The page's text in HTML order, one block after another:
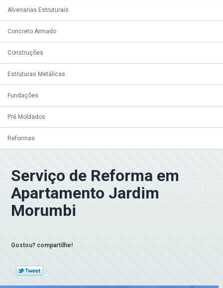
Alvenarias Estruturais
Concreto Armado
Construções
Estruturas Metálicas
Fundações
Pré Moldados
Reformas
Serviço de Reforma em
Apartamento Jardim
Morumbi
Gostou? compartilhe!